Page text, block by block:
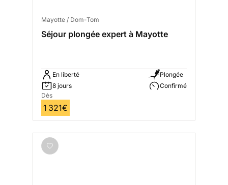
Mayotte / Dom-Tom
Séjour plongée expert à Mayotte
En liberté
8 jours
Plongée
Confirmé
Dès
1 321€